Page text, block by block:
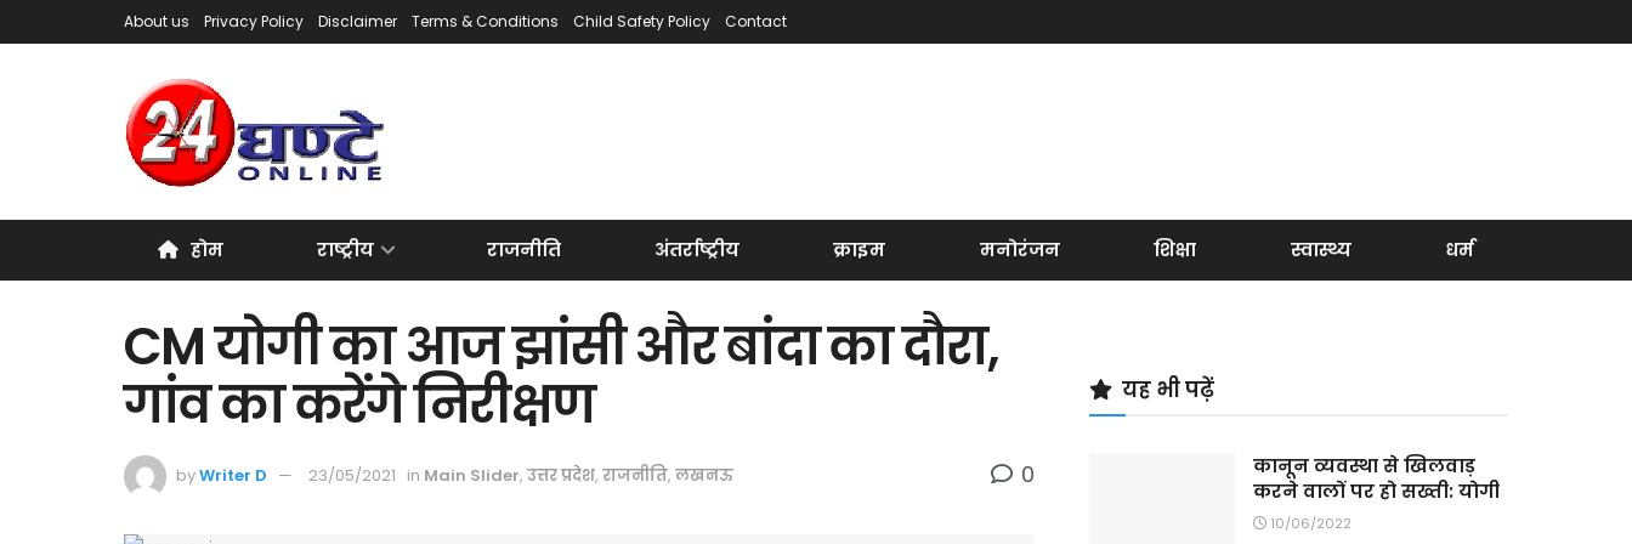
About us Privacy Policy Disclaimer Terms & Conditions Child Safety Policy Contact
होम राष्ट्रीय राजनीति अंतर्राष्ट्रीय क्राइम मनोरंजन शिक्षा स्वास्थ्य धर्म
CM योगी का आज झांसी और बांदा का दौरा,
गांव का करेंगे निरीक्षण
byWriter D 23/05/2021 in Main Slider, उत्तर प्रदेश, राजनीति, लखनऊ 0
यह भी पढ़ें
कानून व्यवस्था से खिलवाड़
करने वालों पर हो सख्ती: योगी
10/06/2022